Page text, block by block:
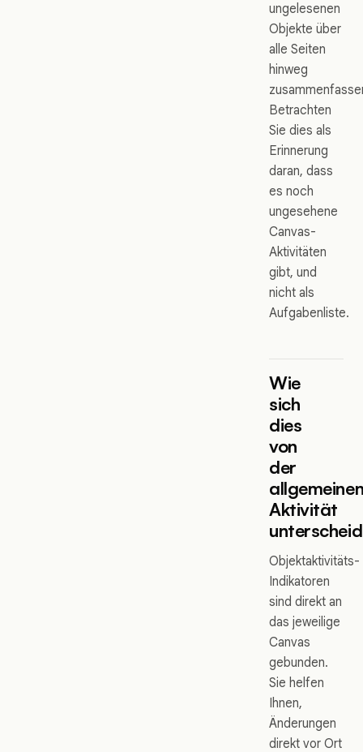
ungelesenen
Objekte über
alle Seiten
hinweg
Betrachten
Sie dies als
Erinnerung
daran, dass
es noch
ungesehene
Canvas-
Aktivitäten
gibt, und
nicht als
Aufgabenliste.
Wie
sich
dies
von
der
Aktivität
Objektaktivitäts-
Indikatoren
sind direkt an
das jeweilige
Canvas
gebunden.
Sie helfen
Ihnen,
Änderungen
direkt vor Ort